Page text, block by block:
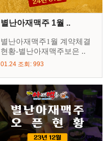
별난아재맥주 1월 ..
별난아재맥주1월 계약체결
현황-별난아재맥주보은 ..
01.24 조회: 993